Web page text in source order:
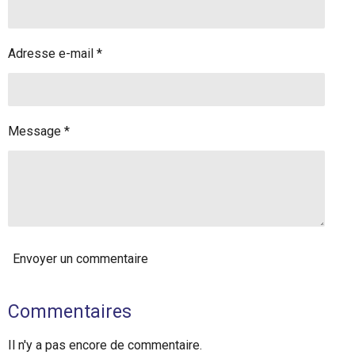
Adresse e-mail *
Message *
Envoyer un commentaire
Commentaires
Il n'y a pas encore de commentaire.